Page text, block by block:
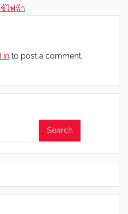
ช้ไฟฟ้า
in to post a comment.
Search